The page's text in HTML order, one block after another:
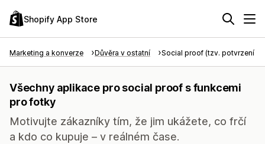
Shopify App Store
Marketing a konverze Důvěra v ostatní Social proof (tzv. potvrzení
Všechny aplikace pro social proof s funkcemi
pro fotky
Motivujte zákazníky tím, že jim ukážete, co frčí
a kdo co kupuje – v reálném čase.